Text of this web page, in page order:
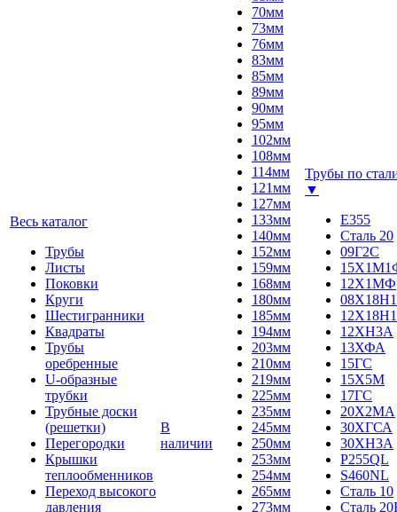
Весь каталог
Трубы
Листы
Поковки
Круги
Шестигранники
Квадраты
Трубы
оребренные
U-образные
трубки
Трубные доски
(решетки)
Перегородки
Крышки
теплообменников
Переход высокого
давления
В
наличии
70мм
73мм
76мм
83мм
85мм
89мм
90мм
95мм
102мм
108мм
114мм
121мм
127мм
133мм
140мм
152мм
159мм
168мм
180мм
185мм
194мм
203мм
210мм
219мм
225мм
235мм
245мм
250мм
253мм
254мм
265мм
273мм
Трубы по
▼
E355
Сталь 20
09Г2С
12Х1МФ
12ХН3А
13ХФА
15ГС
15Х5М
17ГС
20Х2МА
30ХГСА
30ХН3А
P255QL
S460NL
Сталь 10
Сталь